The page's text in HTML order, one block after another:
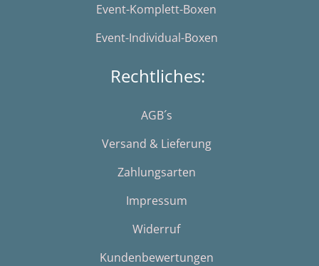
Event-Komplett-Boxen
Event-Individual-Boxen
Rechtliches:
AGB´s
Versand & Lieferung
Zahlungsarten
Impressum
Widerruf
Kundenbewertungen